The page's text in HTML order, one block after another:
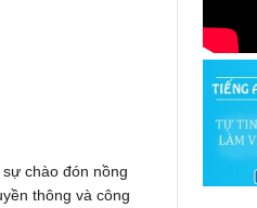
chào đón nồng
thông và công